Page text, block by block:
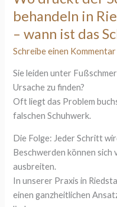
behandeln in
– wann ist das
Schreibe einen Kommentar
Sie leiden unter
Ursache zu finden?
Oft liegt das Problem
falschen Schuhwerk.
Die Folge: Jeder Schritt
Beschwerden können sich
ausbreiten.
In unserer Praxis in
einen ganzheitlichen
behandeln
bei
Darmstadt
–
wann
ist
Schuhwerk
schuld?